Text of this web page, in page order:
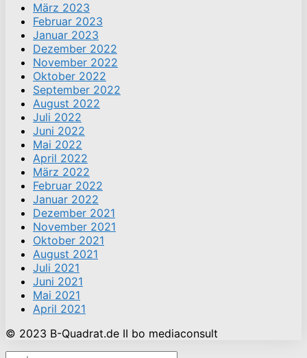
März 2023
Februar 2023
Januar 2023
Dezember 2022
November 2022
Oktober 2022
September 2022
August 2022
Juli 2022
Juni 2022
Mai 2022
April 2022
März 2022
Februar 2022
Januar 2022
Dezember 2021
November 2021
Oktober 2021
August 2021
Juli 2021
Juni 2021
Mai 2021
April 2021
© 2023 B-Quadrat.de II bo mediaconsult